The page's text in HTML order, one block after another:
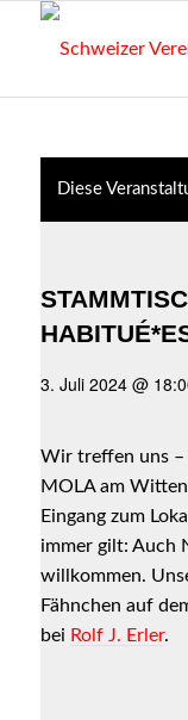
Diese
3. Juli 2024 @
Wir treffen uns –
MOLA am
Eingang zum
immer gilt: Auch
willkommen.
Fähnchen auf
bei Rolf J. Erler.
nutzen
Cookies
Web-
wie
Google
Fonts
oder
Google
Maps
auf
Diese
Cookies sind
essenziell für